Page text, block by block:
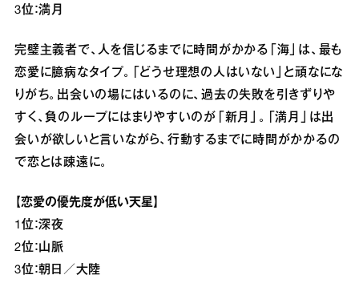
3位：満月
完璧主義者で、人を信じるまでに時間がかかる「海」は、最も
恋愛に臆病なタイプ。「どうせ理想の人はいない」と頑なにな
りがち。出会いの場にはいるのに、過去の失敗を引きずりや
すく、負のループにはまりやすいのが「新月」。「満月」は出
会いが欲しいと言いながら、行動するまでに時間がかかるの
で恋とは疎遠に。
【恋愛の優先度が低い天星】
1位：深夜
2位：山脈
3位：朝日／大陸